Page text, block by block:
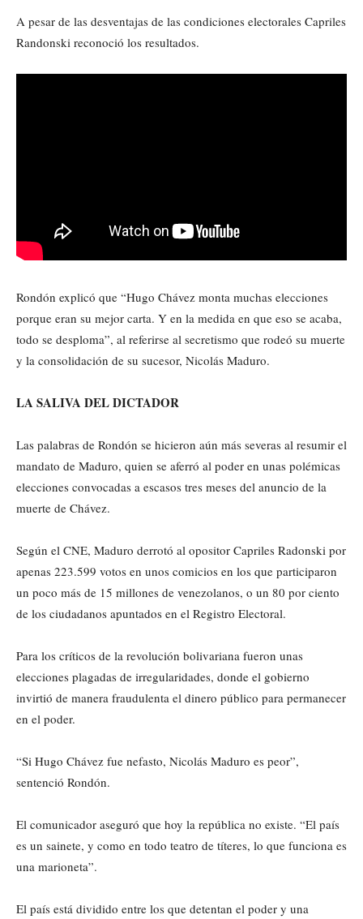
A pesar de las desventajas de las condiciones electorales Capriles
Randonski reconoció los resultados.
Rondón explicó que “Hugo Chávez monta muchas elecciones
porque eran su mejor carta. Y en la medida en que eso se acaba,
todo se desploma”, al referirse al secretismo que rodeó su muerte
y la consolidación de su sucesor, Nicolás Maduro.
LA SALIVA DEL DICTADOR
Las palabras de Rondón se hicieron aún más severas al resumir el
mandato de Maduro, quien se aferró al poder en unas polémicas
elecciones convocadas a escasos tres meses del anuncio de la
muerte de Chávez.
Según el CNE, Maduro derrotó al opositor Capriles Radonski por
apenas 223.599 votos en unos comicios en los que participaron
un poco más de 15 millones de venezolanos, o un 80 por ciento
de los ciudadanos apuntados en el Registro Electoral.
Para los críticos de la revolución bolivariana fueron unas
elecciones plagadas de irregularidades, donde el gobierno
invirtió de manera fraudulenta el dinero público para permanecer
en el poder.
“Si Hugo Chávez fue nefasto, Nicolás Maduro es peor”,
sentenció Rondón.
El comunicador aseguró que hoy la república no existe. “El país
es un sainete, y como en todo teatro de títeres, lo que funciona es
una marioneta”.
El país está dividido entre los que detentan el poder y una